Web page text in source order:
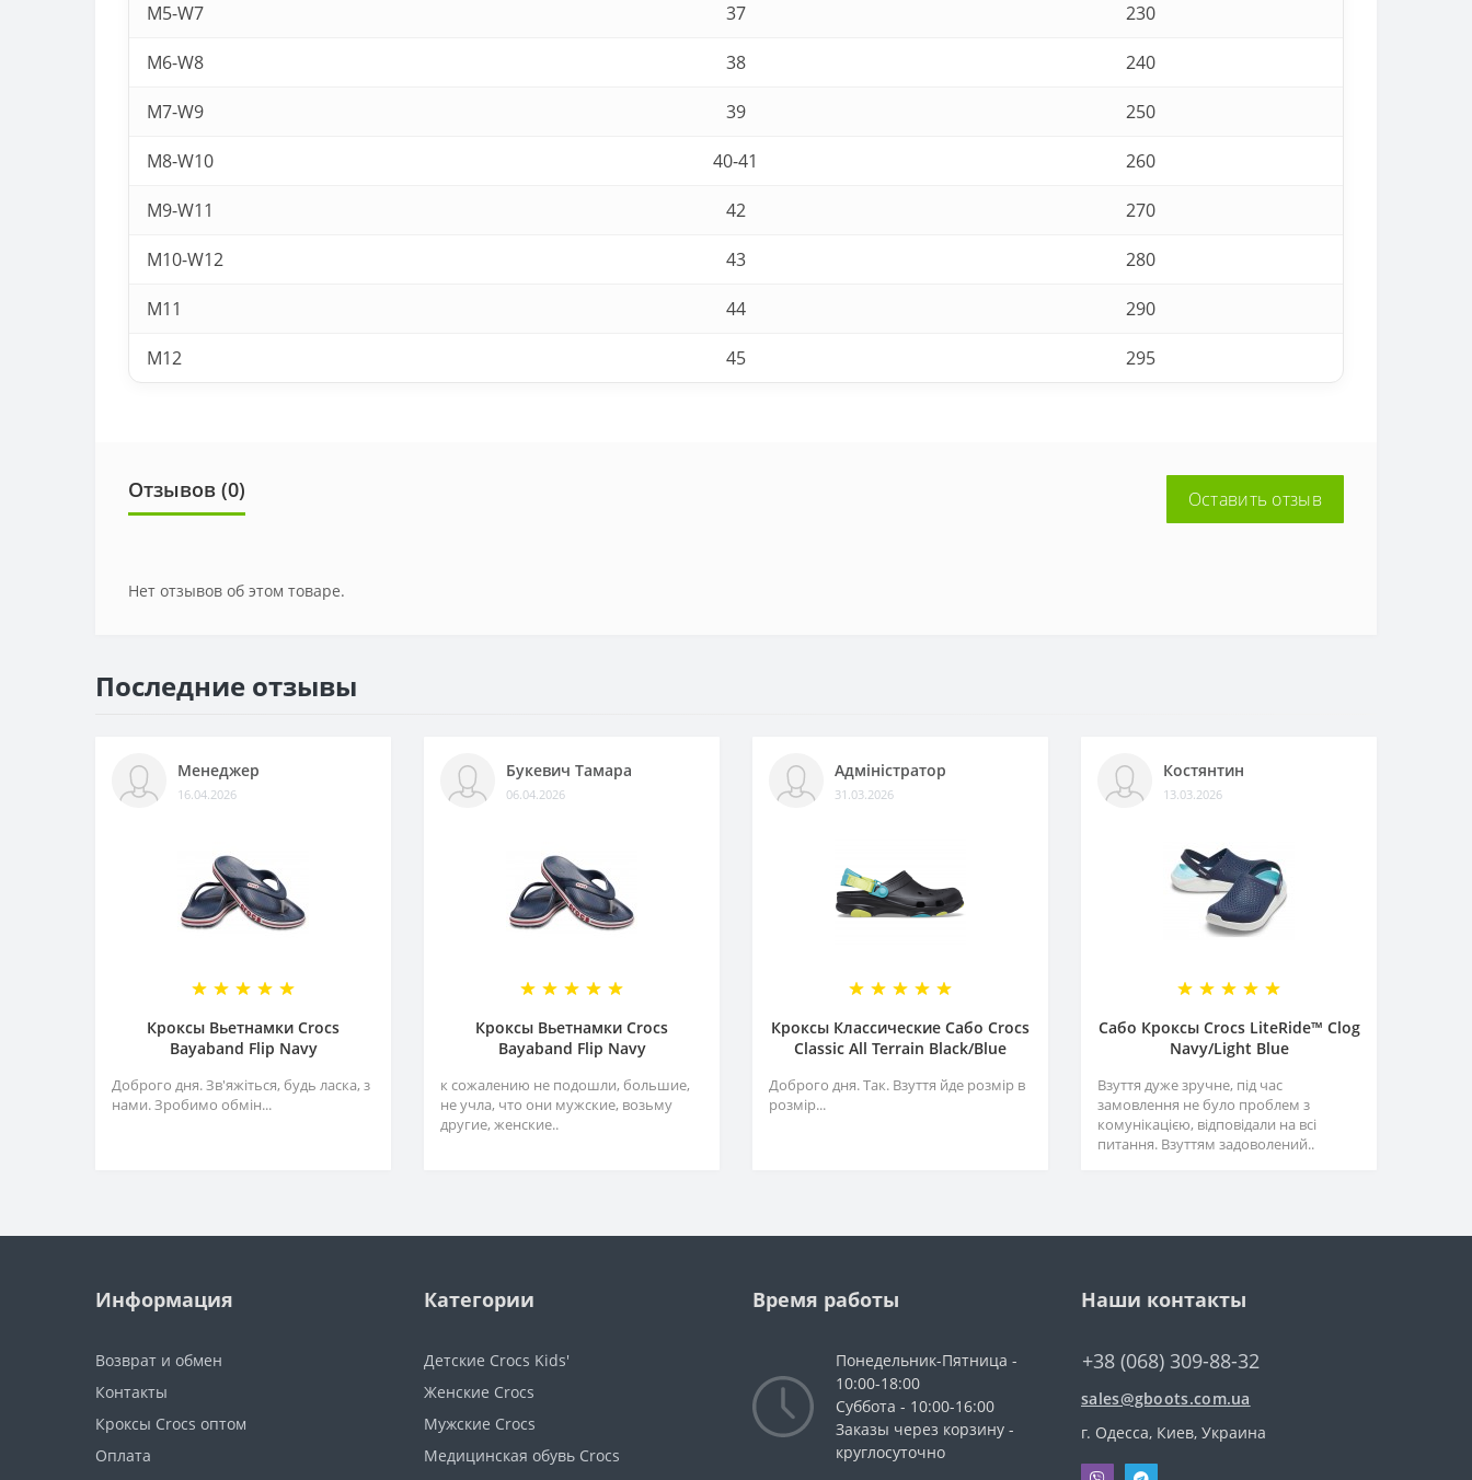
M5-W7 37 230
M6-W8 38 240
M7-W9 39 250
M8-W10 40-41 260
M9-W11 42 270
M10-W12 43 280
M11 44 290
M12 45 295
Отзывов (0) Оставить отзыв
Нет отзывов об этом товаре.
Последние отзывы
Менеджер
16.04.2026
Кроксы Вьетнамки Crocs
Bayaband Flip Navy
Доброго дня. Зв'яжіться, будь ласка, з
нами. Зробимо обмін...
Букевич Тамара
06.04.2026
Кроксы Вьетнамки Crocs
Bayaband Flip Navy
к сожалению не подошли, большие,
не учла, что они мужские, возьму
другие, женские..
Адміністратор
31.03.2026
Кроксы Классические Сабо Crocs
Classiс All Terrain Black/Blue
Доброго дня. Так. Взуття йде розмір в
розмір...
Костянтин
13.03.2026
Сабо Кроксы Crocs LiteRide™ Clog
Navy/Light Blue
Взуття дуже зручне, під час
замовлення не було проблем з
комунікацією, відповідали на всі
питання. Взуттям задоволений..
Информация
Возврат и обмен
Контакты
Кроксы Crocs оптом
Оплата
Категории
Детские Crocs Kids'
Женские Crocs
Мужские Crocs
Медицинская обувь Crocs
Время работы
Понедельник-Пятница -
10:00-18:00
Суббота - 10:00-16:00
Заказы через корзину -
круглосуточно
Наши контакты
+38 (068) 309-88-32
sales@gboots.com.ua
г. Одесса, Киев, Украина